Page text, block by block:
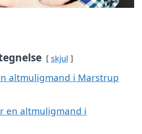
skjul
altmuligmand i Marstrup
en altmuligmand i